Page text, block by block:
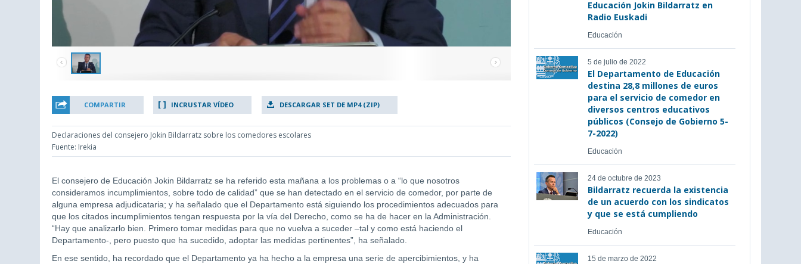
COMPARTIR INCRUSTAR VÍDEO DESCARGAR SET DE MP4 (ZIP)
Declaraciones del consejero Jokin Bildarratz sobre los comedores escolares
Fuente: Irekia
El consejero de Educación Jokin Bildarratz se ha referido esta mañana a los problemas o a “lo que nosotros
consideramos incumplimientos, sobre todo de calidad” que se han detectado en el servicio de comedor, por parte de
alguna empresa adjudicataria; y ha señalado que el Departamento está siguiendo los procedimientos adecuados para
que los citados incumplimientos tengan respuesta por la vía del Derecho, como se ha de hacer en la Administración.
“Hay que analizarlo bien. Primero tomar medidas para que no vuelva a suceder –tal y como está haciendo el
Departamento-, pero puesto que ha sucedido, adoptar las medidas pertinentes”, ha señalado.
En ese sentido, ha recordado que el Departamento ya ha hecho a la empresa una serie de apercibimientos, y ha
Educación Jokin Bildarratz en
Radio Euskadi
Educación
5 de julio de 2022
El Departamento de Educación
destina 28,8 millones de euros
para el servicio de comedor en
diversos centros educativos
públicos (Consejo de Gobierno 5-
7-2022)
Educación
24 de octubre de 2023
Bildarratz recuerda la existencia
de un acuerdo con los sindicatos
y que se está cumpliendo
Educación
15 de marzo de 2022